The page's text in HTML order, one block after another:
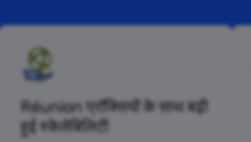
Réunion प्रॉक्सियों के साथ बढ़ी
हुई स्केलेबिलिटी